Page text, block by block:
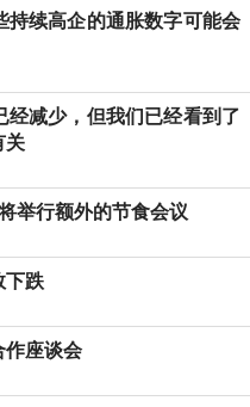
持续高企的通胀数字可能会
经减少，但我们已经看到了
关
举行额外的节食会议
下跌
作座谈会